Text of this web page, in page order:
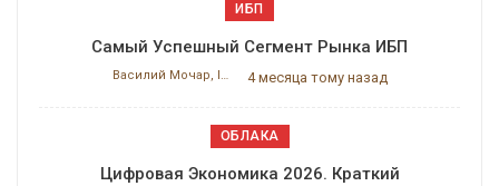
ИБП
Самый Успешный Сегмент Рынка ИБП
Василий Мочар, ITResearch 4 месяца тому назад
ОБЛАКА
Цифровая Экономика 2026. Краткий